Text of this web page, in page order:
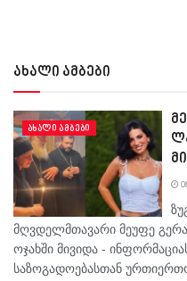
ახალი ამბები
ᲐᲮᲐᲚᲘ ᲐᲛᲑᲔᲑᲘ
მღვდელმთავარი მეუფე
ოჯახში მივიდა -
საზოგადოებასთან